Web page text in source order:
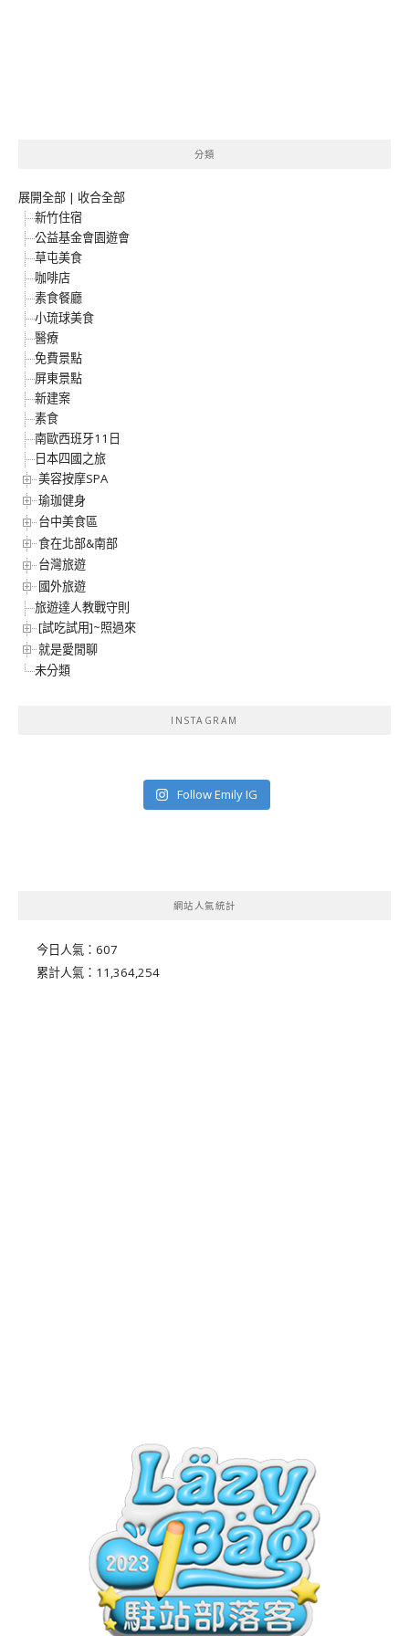
分類
展開全部 | 收合全部
新竹住宿
公益基金會園遊會
草屯美食
咖啡店
素食餐廳
小琉球美食
醫療
免費景點
屏東景點
新建案
素食
南歐西班牙11日
日本四國之旅
美容按摩SPA
瑜珈健身
台中美食區
食在北部&南部
台灣旅遊
國外旅遊
旅遊達人教戰守則
[試吃試用]~照過來
就是愛閒聊
未分類
INSTAGRAM
Follow Emily IG
網站人氣統計
今日人氣： 607
累計人氣： 11,364,254